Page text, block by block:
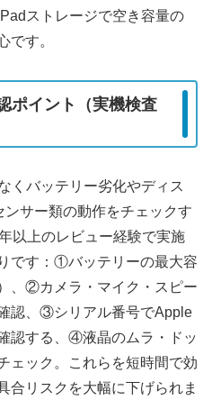
ストレージで空き容量の
です。
ポイント（実機検査
くバッテリー劣化やディス
ンサー類の動作をチェックす
以上のレビュー経験で実施
です：①バッテリーの最大容
、②カメラ・マイク・スピー
認、③シリアル番号でApple
認する、④液晶のムラ・ドッ
ェック。これらを短時間で効
合リスクを大幅に下げられま